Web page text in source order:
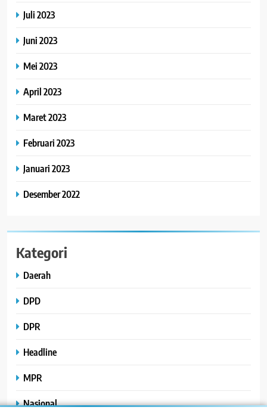
Juli 2023
Juni 2023
Mei 2023
April 2023
Maret 2023
Februari 2023
Januari 2023
Desember 2022
Kategori
Daerah
DPD
DPR
Headline
MPR
Nasional